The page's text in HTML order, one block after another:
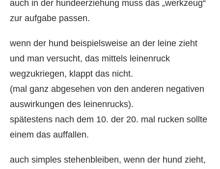
auch in der hundeerziehung muss das „werkzeug“
zur aufgabe passen.
wenn der hund beispielsweise an der leine zieht
und man versucht, das mittels leinenruck
wegzukriegen, klappt das nicht.
(mal ganz abgesehen von den anderen negativen
auswirkungen des leinenrucks).
spätestens nach dem 10. der 20. mal rucken sollte
einem das auffallen.
auch simples stehenbleiben, wenn der hund zieht,